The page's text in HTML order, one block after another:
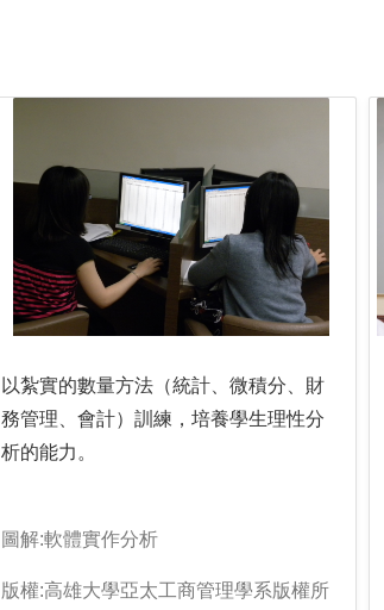
以紮實的數量方法（統計、微積分、財
務管理、會計）訓練，培養學生理性分
析的能力。
圖解:軟體實作分析
版權:高雄大學亞太工商管理學系版權所